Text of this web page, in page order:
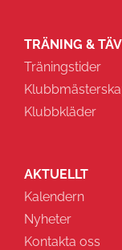
TRÄNING &
Träningstider
Klubbkläder
AKTUELLT
Kalendern
Nyheter
Kontakta oss